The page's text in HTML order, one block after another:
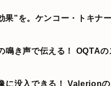
”を。ケンコー・トキナ
鳴き声で伝える！ OQTA
に没入できる！ Valerion